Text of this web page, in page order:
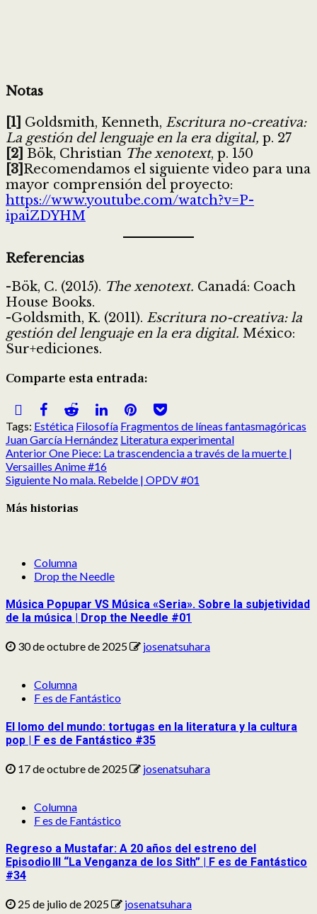
Notas
[1] Goldsmith, Kenneth, Escritura no-creativa:
La gestión del lenguaje en la era digital, p. 27
[2] Bök, Christian The xenotext, p. 150
[3] Recomendamos el siguiente video para una
mayor comprensión del proyecto:
https://www.youtube.com/watch?v=P-
ipaiZDYHM
Referencias
-Bök, C. (2015). The xenotext. Canadá: Coach
House Books.
-Goldsmith, K. (2011). Escritura no-creativa: la
gestión del lenguaje en la era digital. México:
Sur+ediciones.
Comparte esta entrada:
Compartir
X
(Twitter)
Compartir
en
Facebook
Compartir
en
Reddit
Compartir
en
LinkedIn
Compartir
Pinterest
Compartir
Pocket
Tags: Estética Filosofía Fragmentos de líneas fantasmagóricas
Juan García Hernández Literatura experimental
Post
navigation
AnteriorOne Piece: La trascendencia a través de la muerte |
Versailles Anime #16
Siguiente No mala. Rebelde | OPDV #01
Más historias
Columna
Drop the Needle
Música Popupar VS Música «Seria». Sobre la subjetividad
de la música | Drop the Needle #01
30 de octubre de 2025 josenatsuhara
Columna
F es de Fantástico
El lomo del mundo: tortugas en la literatura y la cultura
pop | F es de Fantástico #35
17 de octubre de 2025 josenatsuhara
Columna
F es de Fantástico
Regreso a Mustafar: A 20 años del estreno del
Episodio III “La Venganza de los Sith” | F es de Fantástico
#34
25 de julio de 2025
josenatsuhara